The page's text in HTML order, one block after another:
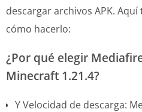
descargar archivos APK.
cómo hacerlo:
¿Por qué elegir
Minecraft 1.21.4?
Y Velocidad de descarga: